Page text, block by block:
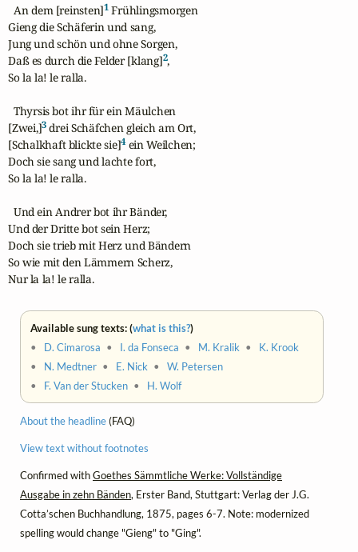
  An dem [reinsten]
1 Frühlingsmorgen
Gieng die Schäferin und sang,
Jung und schön und ohne Sorgen,
Daß es durch die Felder [klang]2,
So la la! le ralla.
  Thyrsis bot ihr für ein Mäulchen
[Zwei,]3 drei Schäfchen gleich am Ort,
[Schalkhaft blickte sie]4 ein Weilchen;
Doch sie sang und lachte fort,
So la la! le ralla.
  Und ein Andrer bot ihr Bänder,
Und der Dritte bot sein Herz;
Doch sie trieb mit Herz und Bändern
So wie mit den Lämmern Scherz,
Nur la la! le ralla.
Available sung texts: (what is this?)
• D. Cimarosa • I. da Fonseca • M. Kralik • K. Krook
• N. Medtner • E. Nick •W. Petersen
• F. Van der Stucken • H. Wolf
About the headline(FAQ)
View text without footnotes
Confirmed withGoethes Sämmtliche Werke: Vollständige
Ausgabe in zehn Bänden, Erster Band, Stuttgart: Verlag der J.G.
Cotta’schen Buchhandlung, 1875, pages 6-7. Note: modernized
spelling would change "Gieng" to "Ging".